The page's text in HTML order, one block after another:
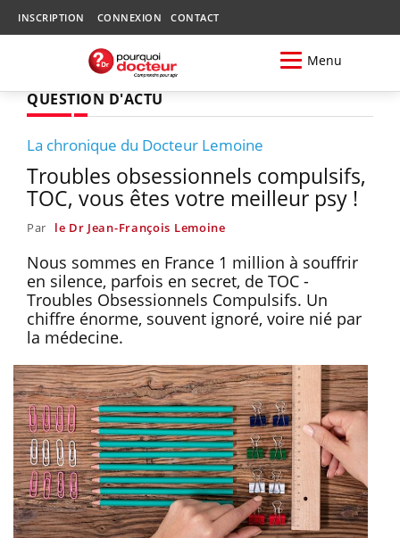
INSCRIPTION CONNEXION CONTACT
Menu
QUESTION D'ACTU
La chronique du Docteur Lemoine
Troubles obsessionnels compulsifs,
TOC, vous êtes votre meilleur psy !
Par le Dr Jean-François Lemoine
Nous sommes en France 1 million à souffrir
en silence, parfois en secret, de TOC -
Troubles Obsessionnels Compulsifs. Un
chiffre énorme, souvent ignoré, voire nié par
la médecine.